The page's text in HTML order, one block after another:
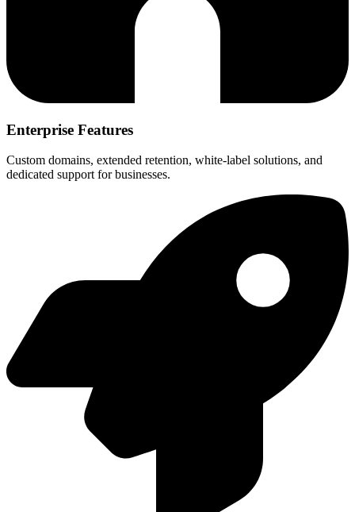
Enterprise Features
Custom domains, extended retention, white-label solutions, and
dedicated support for businesses.